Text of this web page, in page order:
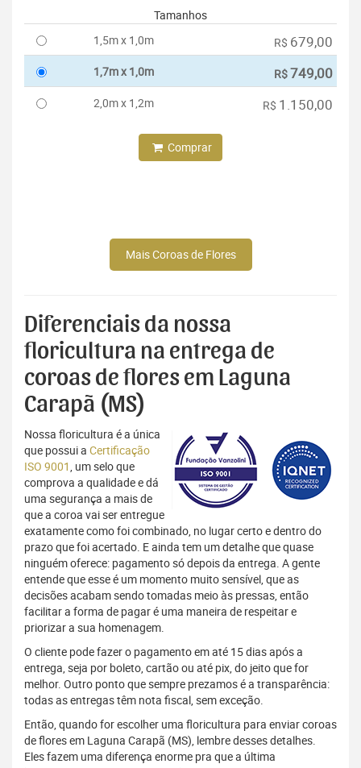
Tamanhos
1,5m x 1,0m
R$ 679,00
1,7m x 1,0m R$749,00
2,0m x 1,2m R$ 1.150,00
Comprar
Mais Coroas de Flores
Diferenciais da nossa
floricultura na entrega de
coroas de flores em Laguna
Carapã (MS)
Nossa floricultura é a única
que possui a Certificação
ISO 9001, um selo que
comprova a qualidade e dá
uma segurança a mais de
que a coroa vai ser entregue
exatamente como foi combinado, no lugar certo e dentro do
prazo que foi acertado. E ainda tem um detalhe que quase
ninguém oferece: pagamento só depois da entrega. A gente
entende que esse é um momento muito sensível, que as
decisões acabam sendo tomadas meio às pressas, então
facilitar a forma de pagar é uma maneira de respeitar e
priorizar a sua homenagem.
O cliente pode fazer o pagamento em até 15 dias após a
entrega, seja por boleto, cartão ou até pix, do jeito que for
melhor. Outro ponto que sempre prezamos é a transparência:
todas as entregas têm nota fiscal, sem exceção.
Então, quando for escolher uma floricultura para enviar coroas
de flores em Laguna Carapã (MS), lembre desses detalhes.
Eles fazem uma diferença enorme pra que a última